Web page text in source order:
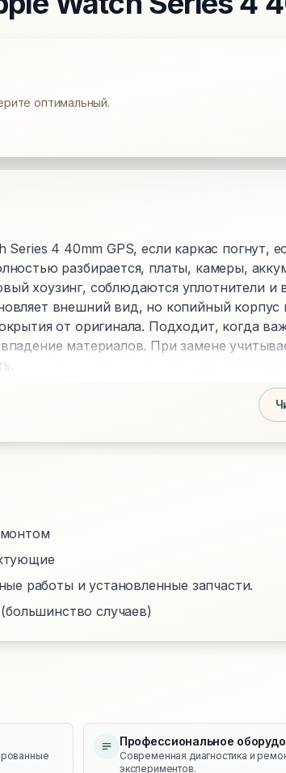
оптимальный.
Series 4 40mm GPS, если каркас погнут,
разбирается, платы, камеры,
хоузинг, соблюдаются уплотнители и
внешний вид, но копийный
от оригинала. Подходит, когда
материалов. При замене
работы и установленные запчасти.
случаев)
Профессиональное
Современная диагностика и
экспериментов.